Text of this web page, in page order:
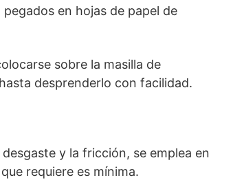
en hojas de papel de
sobre la masilla de
desprenderlo con facilidad.
y la fricción, se emplea en
requiere es mínima.